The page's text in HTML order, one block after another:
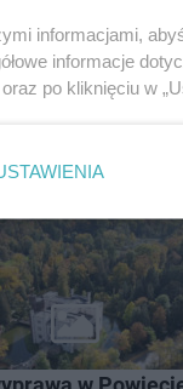
informacjami,
informacje
oraz po kliknięciu w